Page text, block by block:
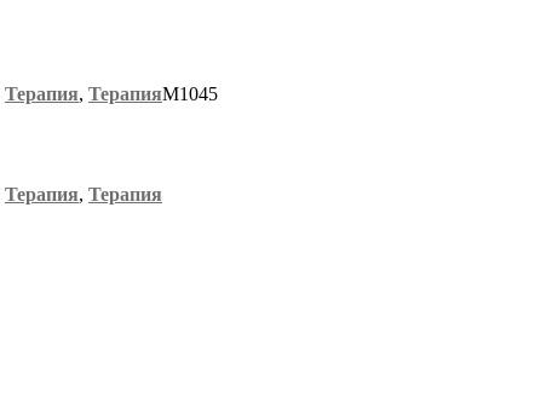
Терапия, ТерапияМ1045
Терапия, Терапия